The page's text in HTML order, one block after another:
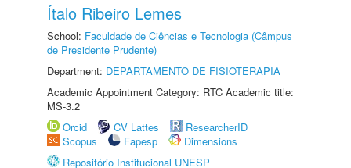
Ítalo Ribeiro Lemes
School: Faculdade de Ciências e Tecnologia (Câmpus
de Presidente Prudente)
Department: DEPARTAMENTO DE FISIOTERAPIA
Academic Appointment Category: RTC Academic title:
MS-3.2
Orcid
CV Lattes
ResearcherID
Scopus
Fapesp
Dimensions
Repositório Institucional UNESP